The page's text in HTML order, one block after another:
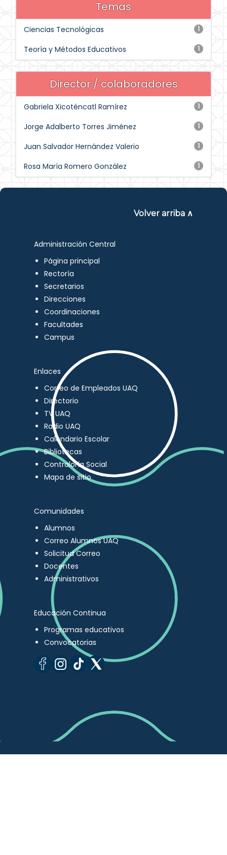
Temas
1
Ciencias Tecnológicas
1
Teoría y Métodos Educativos
Director / colaboradores
1
Gabriela Xicoténcatl Ramírez
1
Jorge Adalberto Torres Jiménez
1
Juan Salvador Hernández Valerio
1
Rosa María Romero González
Volver arriba ∧
Administración Central
Página principal
Rectoría
Secretarios
Direcciones
Coordinaciones
Facultades
Campus
Enlaces
Correo de Empleados UAQ
Directorio
TV UAQ
Radio UAQ
Calendario Escolar
Bibliotecas
Contraloría Social
Mapa de sitio
Comunidades
Alumnos
Correo Alumnos UAQ
Solicitud Correo
Docentes
Administrativos
Educación Continua
Programas educativos
Convocatorias